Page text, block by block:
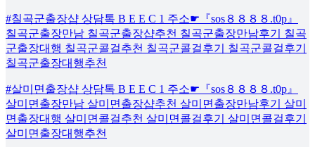
#칠곡군출장샵 상담톡 B E E C 1 주소☛『sos８８８８.t0p』
칠곡군출장만남 칠곡군출장샵추천 칠곡군출장만남후기 칠곡
군출장대행 칠곡군콜걸추천 칠곡군콜걸후기 칠곡군콜걸후기
칠곡군출장대행추천
#살미면출장샵 상담톡 B E E C 1 주소☛『sos８８８８.t0p』
살미면출장만남 살미면출장샵추천 살미면출장만남후기 살미
면출장대행 살미면콜걸추천 살미면콜걸후기 살미면콜걸후기
살미면출장대행추천